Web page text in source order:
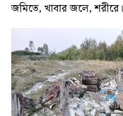
জমিতে, খাবার জলে, শরীরে।